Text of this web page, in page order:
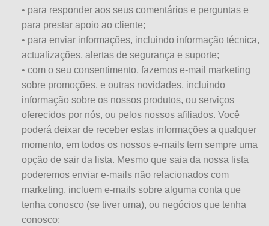
• para responder aos seus comentários e perguntas e
para prestar apoio ao cliente;
• para enviar informações, incluindo informação técnica,
actualizações, alertas de segurança e suporte;
• com o seu consentimento, fazemos e-mail marketing
sobre promoções, e outras novidades, incluindo
informação sobre os nossos produtos, ou serviços
oferecidos por nós, ou pelos nossos afiliados. Você
poderá deixar de receber estas informações a qualquer
momento, em todos os nossos e-mails tem sempre uma
opção de sair da lista. Mesmo que saia da nossa lista
poderemos enviar e-mails não relacionados com
marketing, incluem e-mails sobre alguma conta que
tenha conosco (se tiver uma), ou negócios que tenha
conosco;